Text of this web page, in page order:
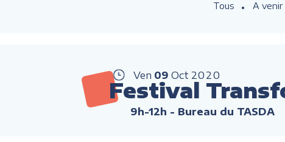
Tous A venir
Ven 09 Oct 2020
Festival
9h-12h - Bureau du TASDA